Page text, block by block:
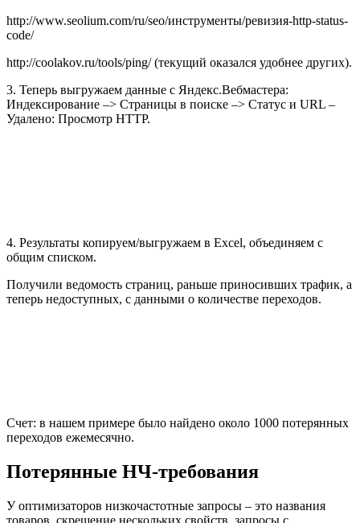
http://www.seolium.com/ru/seo/инструменты/ревизия-http-status-
code/
http://coolakov.ru/tools/ping/ (текущий оказался удобнее других).
3. Теперь выгружаем данные с Яндекс.Вебмастера:
Индексирование –> Страницы в поиске –> Статус и URL –
Удалено: Просмотр HTTP.
4. Результаты копируем/выгружаем в Excel, объединяем с
общим списком.
Получили ведомость страниц, раньше приносивших трафик, а
теперь недоступных, с данными о количестве переходов.
Счет: в нашем примере было найдено около 1000 потерянных
переходов ежемесячно.
Потерянные НЧ-требования
У оптимизаторов низкочастотные запросы – это названия
товаров, скрещение нескольких свойств, запросы с